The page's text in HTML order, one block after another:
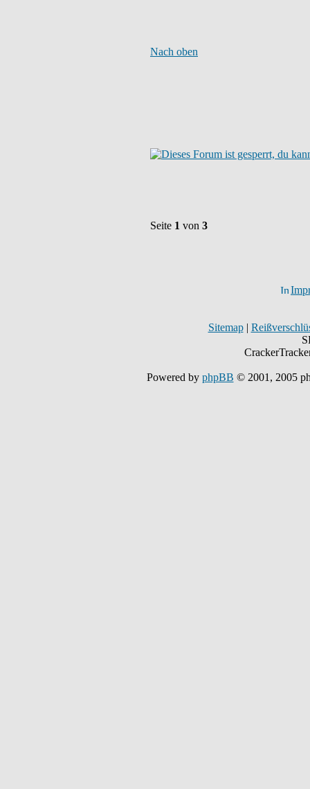
Nach oben
Seite 1 von 3
Sitemap|
Powered by phpBB © 2001, 2005